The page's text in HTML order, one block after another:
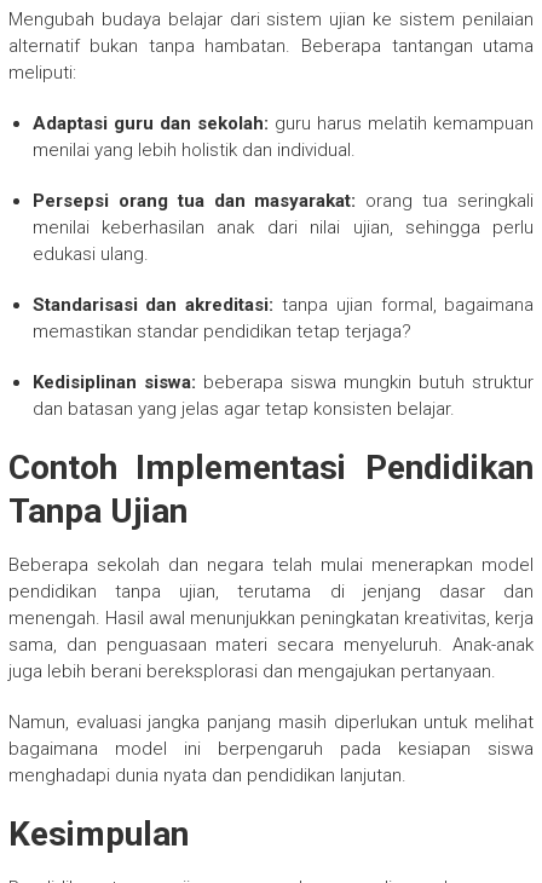
Mengubah budaya belajar dari sistem ujian ke sistem penilaian
alternatif bukan tanpa hambatan. Beberapa tantangan utama
meliputi:
Adaptasi guru dan sekolah: guru harus melatih kemampuan
menilai yang lebih holistik dan individual.
Persepsi orang tua dan masyarakat: orang tua seringkali
menilai keberhasilan anak dari nilai ujian, sehingga perlu
edukasi ulang.
Standarisasi dan akreditasi: tanpa ujian formal, bagaimana
memastikan standar pendidikan tetap terjaga?
Kedisiplinan siswa: beberapa siswa mungkin butuh struktur
dan batasan yang jelas agar tetap konsisten belajar.
Contoh Implementasi Pendidikan
Tanpa Ujian
Beberapa sekolah dan negara telah mulai menerapkan model
pendidikan tanpa ujian, terutama di jenjang dasar dan
menengah. Hasil awal menunjukkan peningkatan kreativitas, kerja
sama, dan penguasaan materi secara menyeluruh. Anak-anak
juga lebih berani bereksplorasi dan mengajukan pertanyaan.
Namun, evaluasi jangka panjang masih diperlukan untuk melihat
bagaimana model ini berpengaruh pada kesiapan siswa
menghadapi dunia nyata dan pendidikan lanjutan.
Kesimpulan